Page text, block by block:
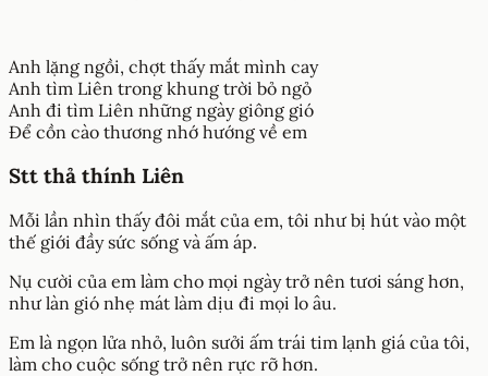
Anh lặng ngồi, chợt thấy mắt mình cay
Anh tìm Liên trong khung trời bỏ ngỏ
Anh đi tìm Liên những ngày giông gió
Để cồn cào thương nhớ hướng về em
Stt thả thính Liên
Mỗi lần nhìn thấy đôi mắt của em, tôi như bị hút vào một
thế giới đầy sức sống và ấm áp.
Nụ cười của em làm cho mọi ngày trở nên tươi sáng hơn,
như làn gió nhẹ mát làm dịu đi mọi lo âu.
Em là ngọn lửa nhỏ, luôn sưởi ấm trái tim lạnh giá của tôi,
làm cho cuộc sống trở nên rực rỡ hơn.